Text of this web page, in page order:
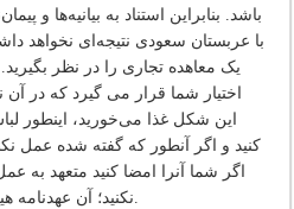
باشد. بنابراین استناد به بیانیه‌ها و
با عربستان سعودی نتیجه‌ای نخواهد
یک معاهده تجاری را در نظر
اختیار شما قرار می گیرد که در
این شکل غذا می‌خورید، اینطور
کنید و اگر آنطور که گفته شده عمل
اگر شما آنرا امضا کنید متعهد به
نکنید؛ آن عهدنامه هیچ قدرتی بر شما نخواهد داشت.